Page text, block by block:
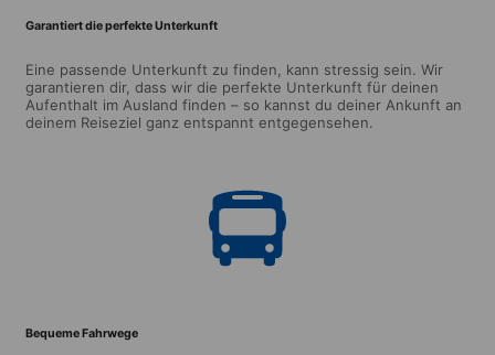
Garantiert die perfekte Unterkunft
Eine passende Unterkunft zu finden, kann stressig sein. Wir
garantieren dir, dass wir die perfekte Unterkunft für deinen
Aufenthalt im Ausland finden – so kannst du deiner Ankunft an
deinem Reiseziel ganz entspannt entgegensehen.
Bequeme Fahrwege